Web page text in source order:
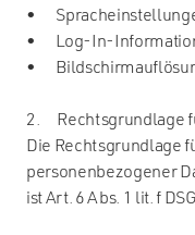
•
• Log-In-
•
2. Rechtsgrundlage
Die Rechtsgrundlage
personenbezogener
ist Art. 6 Abs. 1 lit. f